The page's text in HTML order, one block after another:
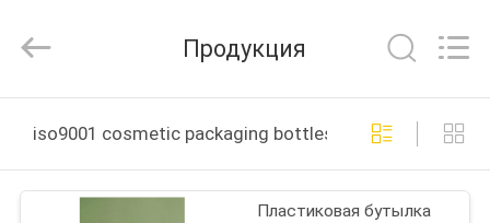
ПРОДУКТЫ
INDUSTRY
CO.,Ltd.
Reserved.
Продукция
iso9001 cosmetic packaging bottles онлайн
Пластиковая бутылка